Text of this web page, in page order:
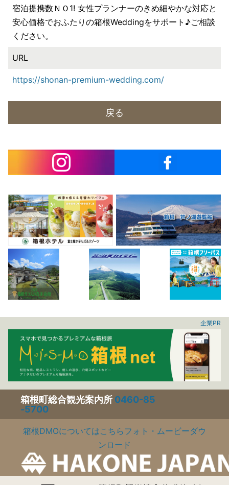
宿泊提携数ＮＯ1! 女性プランナーのきめ細やかな対応と
安心価格でおふたりの箱根Weddingをサポート♪ご相談
ください。
URL
https://shonan-premium-wedding.com/
戻る
企業PR
箱根町総合観光案内所 0460-85
-5700
箱根DMOについてはこちらフォト・ムービーダウ
ンロード